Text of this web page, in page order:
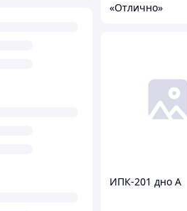
«Отлично»
ИПК-201 дно А